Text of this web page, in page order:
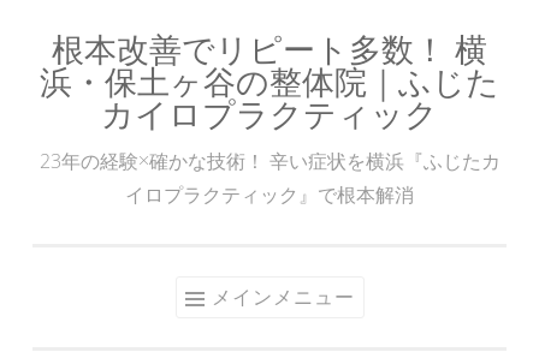
ン
根本改善でリピート多数！ 横
浜・保土ヶ谷の整体院｜ふじた
カイロプラクティック
23年の経験×確かな技術！ 辛い症状を横浜『ふじたカ
イロプラクティック』で根本解消
メインメニュー